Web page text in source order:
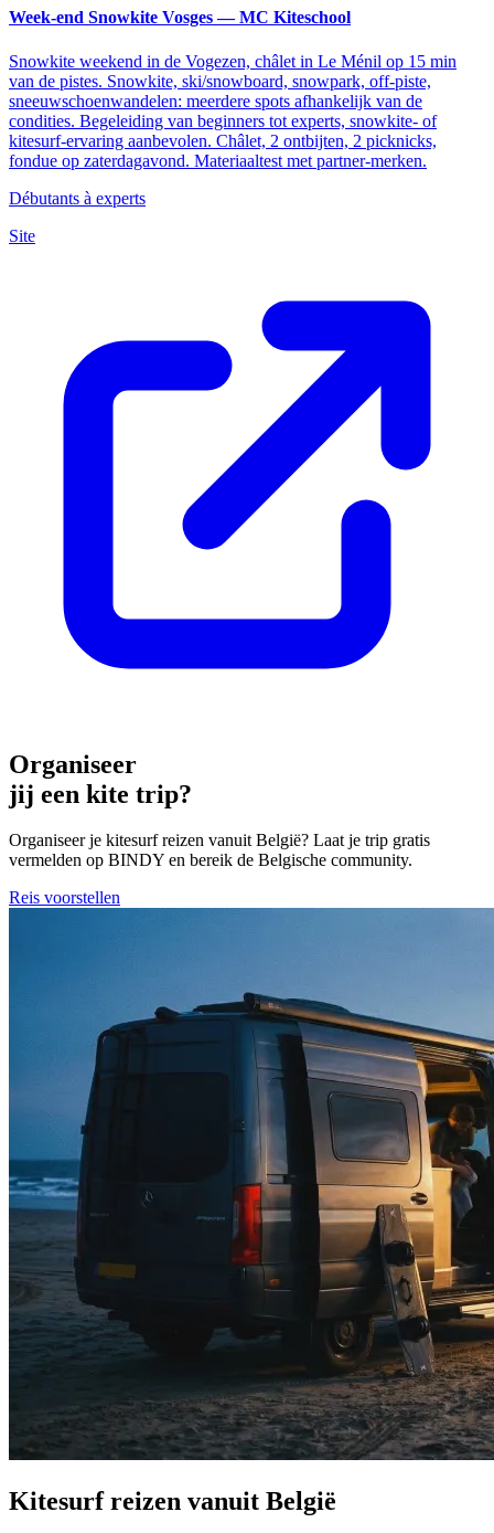
Week-end Snowkite Vosges — MC Kiteschool
Snowkite weekend in de Vogezen, châlet in Le Ménil op 15 min
van de pistes. Snowkite, ski/snowboard, snowpark, off-piste,
sneeuwschoenwandelen: meerdere spots afhankelijk van de
condities. Begeleiding van beginners tot experts, snowkite- of
kitesurf-ervaring aanbevolen. Châlet, 2 ontbijten, 2 picknicks,
fondue op zaterdagavond. Materiaaltest met partner-merken.
Débutants à experts
Site
Organiseer
jij een kite trip?
Organiseer je kitesurf reizen vanuit België? Laat je trip gratis
vermelden op BINDY en bereik de Belgische community.
Reis voorstellen
Kitesurf reizen vanuit België